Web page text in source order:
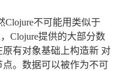
Clojure不可能用类似于
Clojure提供的大部分数
有对象基础上构造新 对
。数据可以被作为不可